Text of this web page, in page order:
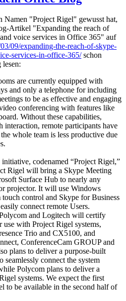
Namen "Project Rigel" gewusst hat,
Artikel "Expanding the reach of
voice services in Office 365" auf
09/expanding-the-reach-of-skype-
services-in-office-365/schon
are currently equipped with
and only a telephone for including
to be as effective and engaging
conferencing with features like
Without these capabilities,
interaction, remote participants have
whole team is less productive due
codenamed “Project Rigel,”
Rigel will bring a Skype Meeting
Surface Hub to nearly any
projector. It will use Windows
control and Skype for Business
connect remote Users.
and Logitech will certify
with Project Rigel systems,
Trio and CX5100, and
ConferenceCam GROUP and
plans to deliver a purpose-built
connect the system
Polycom plans to deliver a
systems. We expect the first
to be available in the second half of